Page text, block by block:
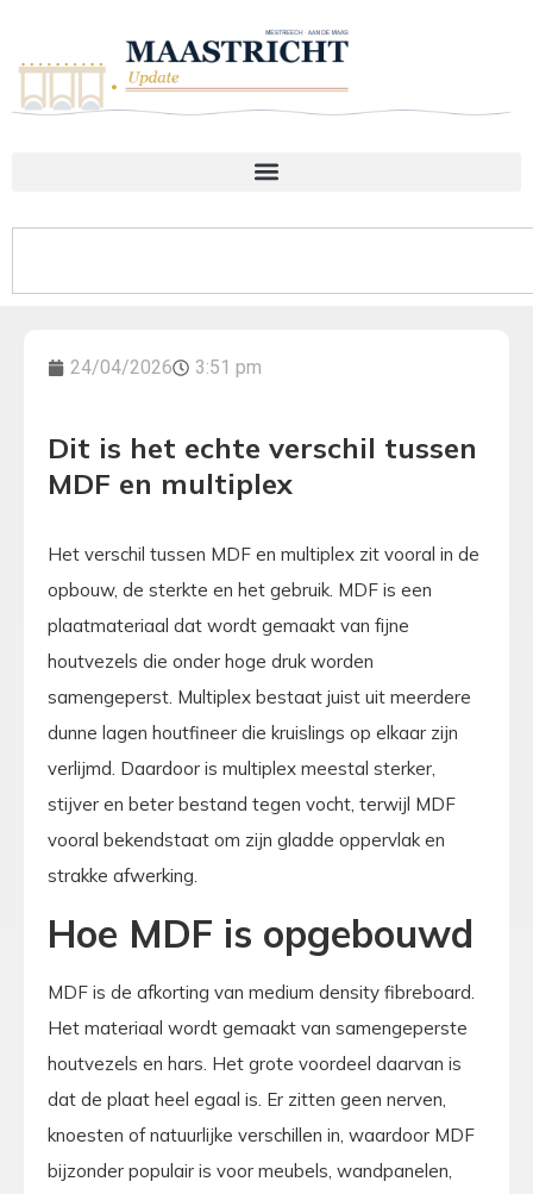
24/04/2026 3:51 pm
Dit is het echte verschil tussen
MDF en multiplex
Het verschil tussen MDF en multiplex zit vooral in de
opbouw, de sterkte en het gebruik. MDF is een
plaatmateriaal dat wordt gemaakt van fijne
houtvezels die onder hoge druk worden
samengeperst. Multiplex bestaat juist uit meerdere
dunne lagen houtfineer die kruislings op elkaar zijn
verlijmd. Daardoor is multiplex meestal sterker,
stijver en beter bestand tegen vocht, terwijl MDF
vooral bekendstaat om zijn gladde oppervlak en
strakke afwerking.
Hoe MDF is opgebouwd
MDF is de afkorting van medium density fibreboard.
Het materiaal wordt gemaakt van samengeperste
houtvezels en hars. Het grote voordeel daarvan is
dat de plaat heel egaal is. Er zitten geen nerven,
knoesten of natuurlijke verschillen in, waardoor MDF
bijzonder populair is voor meubels, wandpanelen,